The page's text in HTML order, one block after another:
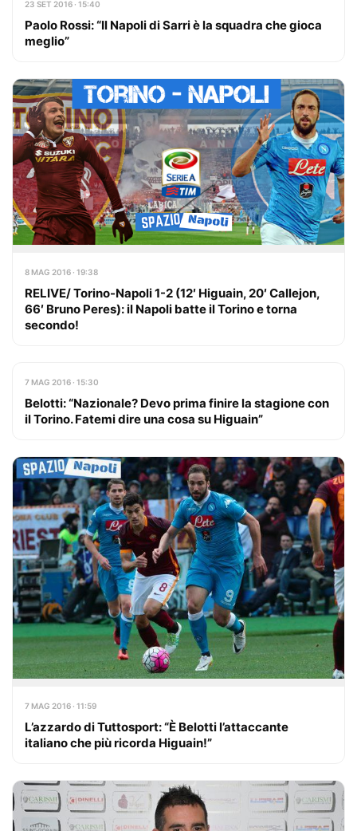
23 SET 2016 · 15:40
Paolo Rossi: “Il Napoli di Sarri è la squadra che gioca
meglio”
8 MAG 2016 · 19:38
RELIVE/ Torino-Napoli 1-2 (12′ Higuain, 20′ Callejon,
66′ Bruno Peres): il Napoli batte il Torino e torna
secondo!
7 MAG 2016 · 15:30
Belotti: “Nazionale? Devo prima finire la stagione con
il Torino. Fatemi dire una cosa su Higuain”
7 MAG 2016 · 11:59
L’azzardo di Tuttosport: “È Belotti l’attaccante
italiano che più ricorda Higuain!”